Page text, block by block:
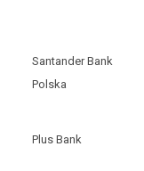
Santander Bank
Polska
Plus Bank